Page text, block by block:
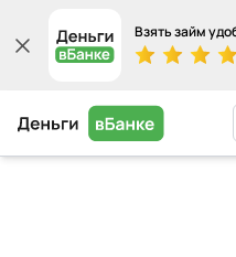
Взять займ